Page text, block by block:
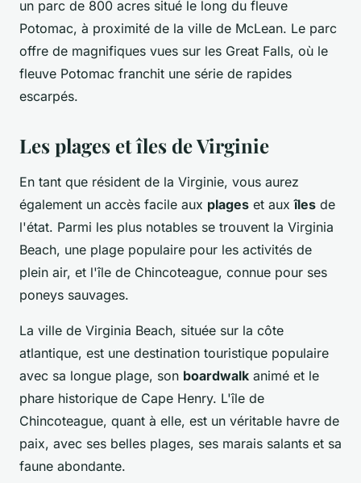
un parc de 800 acres situé le long du fleuve
Potomac, à proximité de la ville de McLean. Le parc
offre de magnifiques vues sur les Great Falls, où le
fleuve Potomac franchit une série de rapides
escarpés.
Les plages et îles de Virginie
En tant que résident de la Virginie, vous aurez
également un accès facile aux plages et auxîles de
l'état. Parmi les plus notables se trouvent la Virginia
Beach, une plage populaire pour les activités de
plein air, et l'île de Chincoteague, connue pour ses
poneys sauvages.
La ville de Virginia Beach, située sur la côte
atlantique, est une destination touristique populaire
avec sa longue plage, son boardwalk animé et le
phare historique de Cape Henry. L'île de
Chincoteague, quant à elle, est un véritable havre de
paix, avec ses belles plages, ses marais salants et sa
faune abondante.